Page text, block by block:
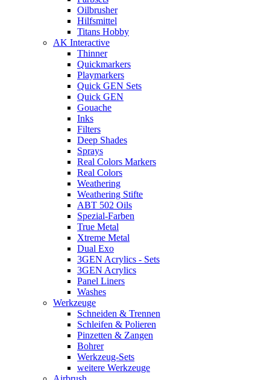
Oilbrusher
Hilfsmittel
Titans Hobby
AK Interactive
Thinner
Quickmarkers
Playmarkers
Quick GEN Sets
Quick GEN
Gouache
Inks
Filters
Deep Shades
Sprays
Real Colors Markers
Real Colors
Weathering
Weathering Stifte
ABT 502 Oils
Spezial-Farben
True Metal
Xtreme Metal
Dual Exo
3GEN Acrylics - Sets
3GEN Acrylics
Panel Liners
Washes
Werkzeuge
Schneiden & Trennen
Schleifen & Polieren
Pinzetten & Zangen
Bohrer
Werkzeug-Sets
weitere Werkzeuge